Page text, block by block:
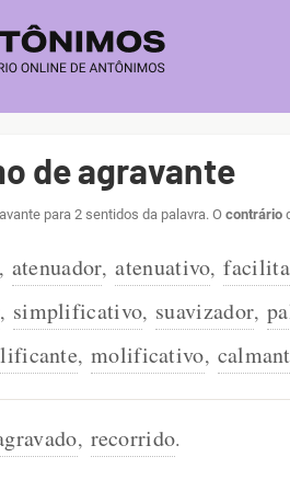
de agravante
para 2 sentidos da palavra. O contrário
, atenuador, atenuativo,
, simplificativo, suavizador,
, molificativo,
, recorrido.